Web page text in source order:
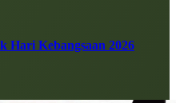
Hari Kebangsaan 2026